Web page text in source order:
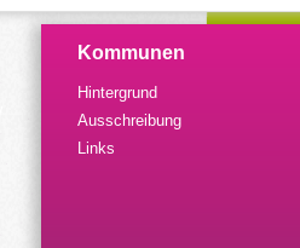
Kommunen
Hintergrund
Ausschreibung
Links